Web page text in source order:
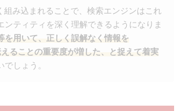
組み込まれることで、検索エンジンはこれ
ンティティを深く理解できるようになりま
を用いて、正しく誤解なく情報を
ることの重要度が増した、と捉えて着実
でしょう。